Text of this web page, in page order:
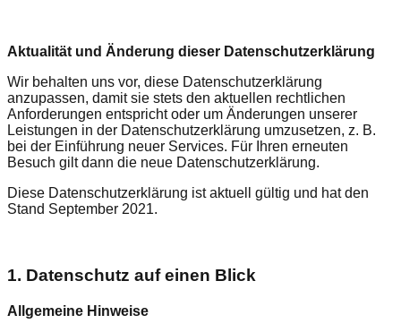
Aktualität und Änderung dieser Datenschutzerklärung
Wir behalten uns vor, diese Datenschutzerklärung
anzupassen, damit sie stets den aktuellen rechtlichen
Anforderungen entspricht oder um Änderungen unserer
Leistungen in der Datenschutzerklärung umzusetzen, z. B.
bei der Einführung neuer Services. Für Ihren erneuten
Besuch gilt dann die neue Datenschutzerklärung.
Diese Datenschutzerklärung ist aktuell gültig und hat den
Stand September 2021.
1. Datenschutz auf einen Blick
Allgemeine Hinweise